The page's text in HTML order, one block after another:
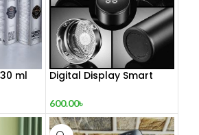
ml
Digital Display Smart
600.00৳